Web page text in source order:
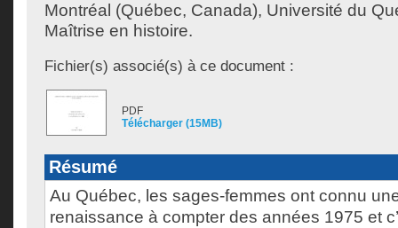
Montréal (Québec, Canada), Université du
Maîtrise en histoire.
Fichier(s) associé(s) à ce document :
PDF
Télécharger (15MB)
Résumé
Au Québec, les sages-femmes ont connu
renaissance à compter des années 1975 et